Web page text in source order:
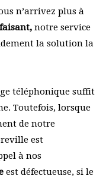
n’arrivez plus à
notre service
la solution la
téléphonique suffit
Toutefois, lorsque
de notre
est
à nos
est défectueuse, si le